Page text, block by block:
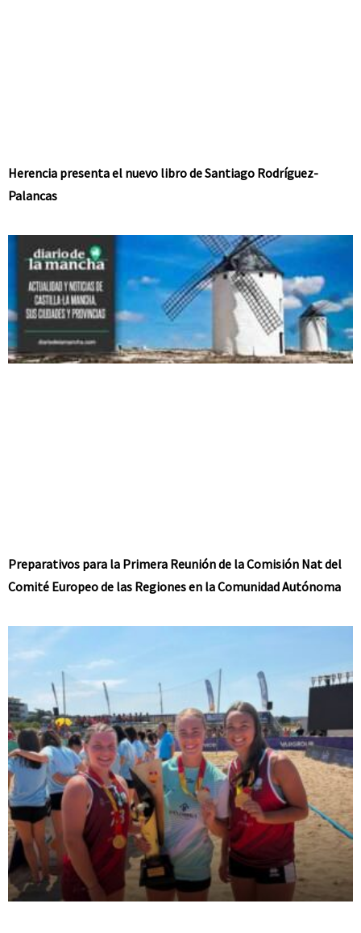
Herencia presenta el nuevo libro de Santiago Rodríguez-
Palancas
Preparativos para la Primera Reunión de la Comisión Nat del
Comité Europeo de las Regiones en la Comunidad Autónoma